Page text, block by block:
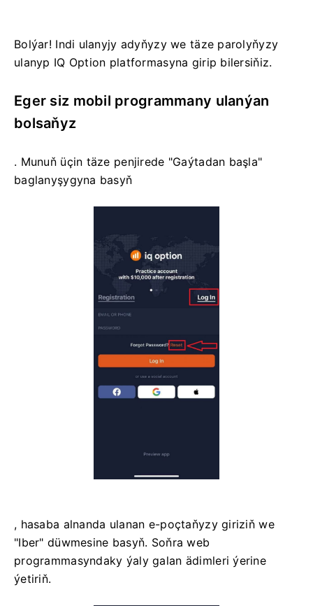
Bolýar! Indi ulanyjy adyňyzy we täze parolyňyzy
ulanyp IQ Option platformasyna girip bilersiňiz.
Eger siz mobil programmany ulanýan
bolsaňyz
. Munuň üçin täze penjirede "Gaýtadan başla"
baglanyşygyna basyň
, hasaba alnanda ulanan e-poçtaňyzy giriziň we
"Iber" düwmesine basyň. Soňra web
programmasyndaky ýaly galan ädimleri ýerine
ýetiriň.